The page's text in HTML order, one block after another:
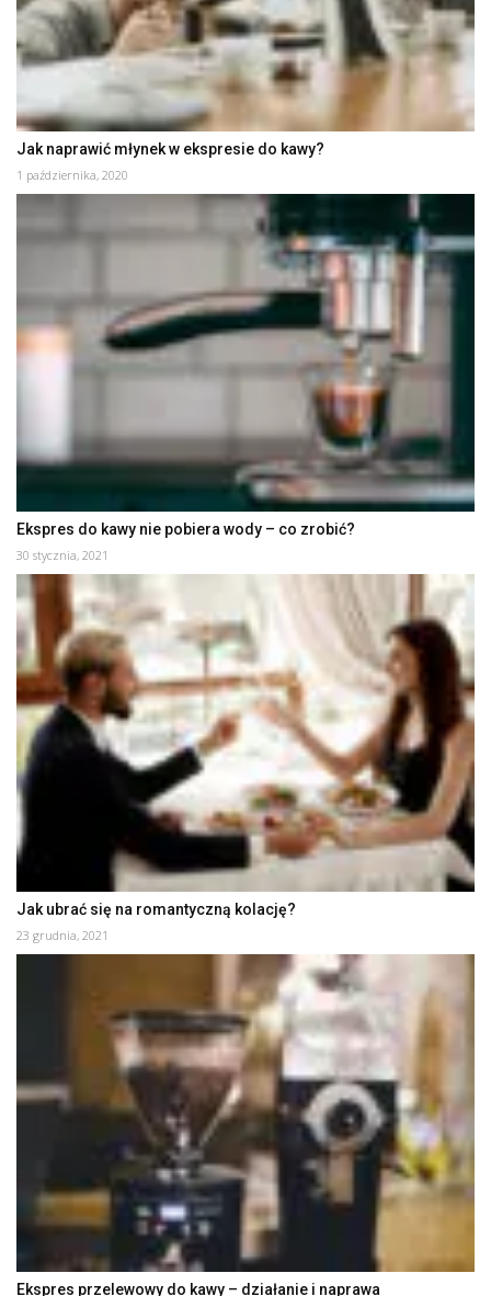
Jak naprawić młynek w ekspresie do kawy?
1 października, 2020
Ekspres do kawy nie pobiera wody – co zrobić?
30 stycznia, 2021
Jak ubrać się na romantyczną kolację?
23 grudnia, 2021
Ekspres przelewowy do kawy – działanie i naprawa